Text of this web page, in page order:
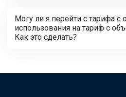
Могу ли я перейти с тарифа с
использования на тариф с
Как это сделать?